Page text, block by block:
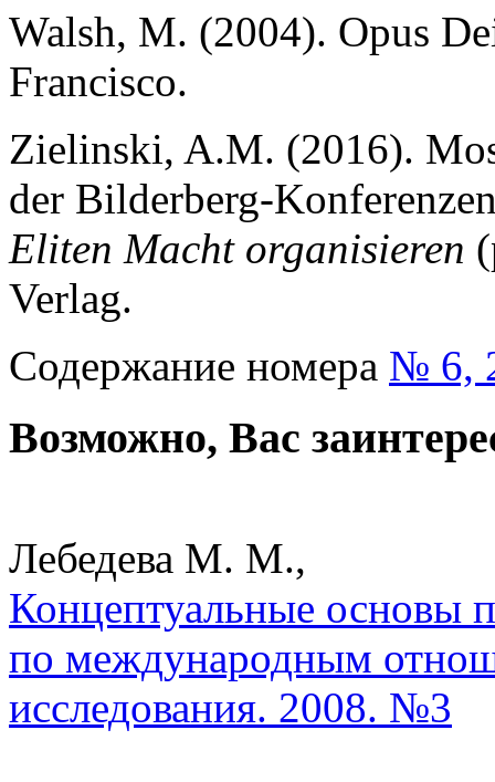
Walsh, M. (2004). Opus
Francisco.
Zielinski, A.M. (2016).
der Bilderberg-
Eliten Macht organisieren
Verlag.
Содержание номера № 6,
Возможно, Вас
Лебедева М. М.,
Концептуальные основы
по международным
исследования. 2008. №3